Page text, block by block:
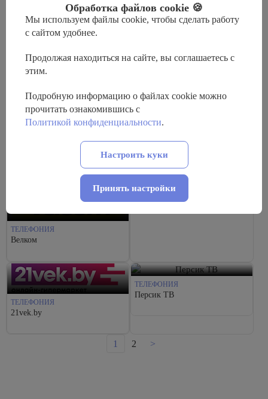
ТЕЛЕФОНИЯ
ТЕЛЕФОНИЯ
ЯСНА
ТЕЛЕФОНИЯ
Велком
ТЕЛЕФОНИЯ
ТЕЛЕФОНИЯ
21vek.by
ТЕЛЕФОНИЯ
Персик ТВ
1 2 >
Обработка файлов cookie 🍪
Мы используем файлы cookie, чтобы сделать работу
с сайтом удобнее.
Продолжая находиться на сайте, вы соглашаетесь с
этим.
Подробную информацию о файлах cookie можно
прочитать ознакомившись с
Политикой конфиденциальности.
Настроить куки
Принять настройки